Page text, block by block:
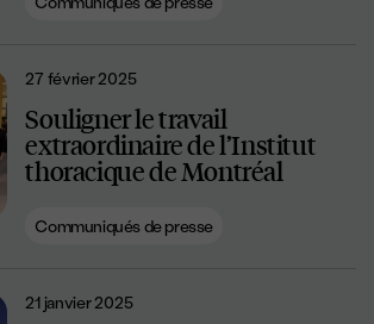
27 février 2025
Souligner le travail
extraordinaire de l’Institut
thoracique de Montréal
Communiqués de presse
21 janvier 2025